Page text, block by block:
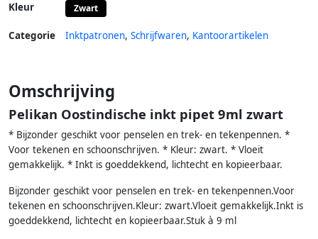
Kleur Zwart
Categorie Inktpatronen, Schrijfwaren, Kantoorartikelen
Omschrijving
Pelikan Oostindische inkt pipet 9ml zwart
* Bijzonder geschikt voor penselen en trek- en tekenpennen. *
Voor tekenen en schoonschrijven. * Kleur: zwart. * Vloeit
gemakkelijk. * Inkt is goeddekkend, lichtecht en kopieerbaar.
Bijzonder geschikt voor penselen en trek- en tekenpennen.Voor
tekenen en schoonschrijven.Kleur: zwart.Vloeit gemakkelijk.Inkt is
goeddekkend, lichtecht en kopieerbaar.Stuk à 9 ml